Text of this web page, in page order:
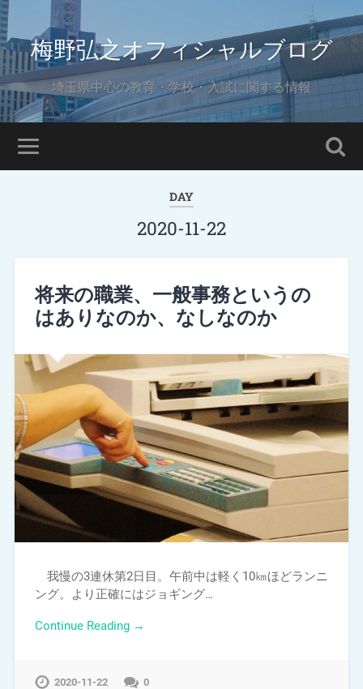
梅野弘之オフィシャルブログ
埼玉県中心の教育・学校・入試に関する情報
DAY
2020-11-22
将来の職業、一般事務というの
はありなのか、なしなのか
我慢の3連休第2日目。午前中は軽く10㎞ほどランニ
ング。より正確にはジョギング…
Continue Reading →
2020-11-22 0